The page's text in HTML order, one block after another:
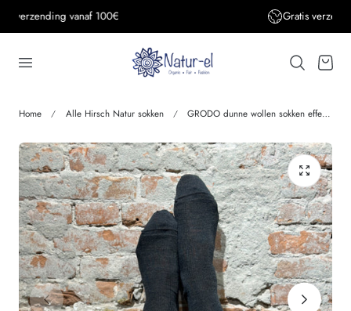
de inhoud Gratis verzending BE&DE vanaf 150€
Home Alle Hirsch Natur sokken GRODO dunne wollen sokken effen ANTRACIET